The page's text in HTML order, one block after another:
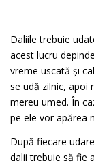
Daliile trebuie
acest lucru
vreme uscată și
se udă zilnic, apoi
mereu umed. În
pe ele vor apărea
După fiecare
dalii trebuie să fie